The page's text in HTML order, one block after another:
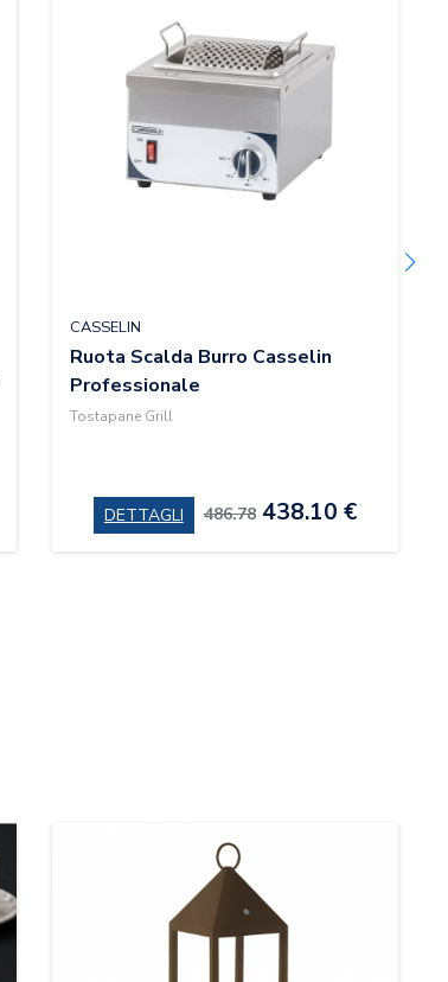
CASSELIN
Ruota Scalda Burro Casselin
Professionale
Tostapane Grill
DETTAGLI 486.78438.10 €